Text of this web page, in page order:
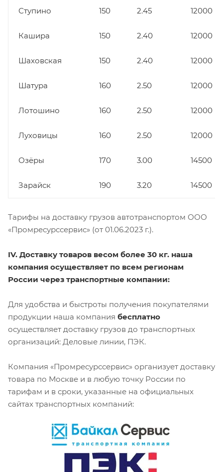
Ступино 150 2.45 12000
Кашира 150 2.40 12000
Шаховская 150 2.40 12000
Шатура 160 2.50 12000
Лотошино 160 2.50 12000
Луховицы 160 2.50 12000
Озёры 170 3.00 14500
Зарайск 190 3.20 14500
Тарифы на доставку грузов автотранспортом ООО
«Промресурссервис» (от 01.06.2023 г.).
IV. Доставку товаров весом более 30 кг. наша
компания осуществляет по всем регионам
России через транспортные компании:
Для удобства и быстроты получения покупателями
продукции наша компания бесплатно
осуществляет доставку грузов до транспортных
организаций: Деловые линии, ПЭК.
Компания «Промресурссервис» организует доставку
товара по Москве и в любую точку России по
тарифам и в сроки, указанные на официальных
сайтах транспортных компаний: